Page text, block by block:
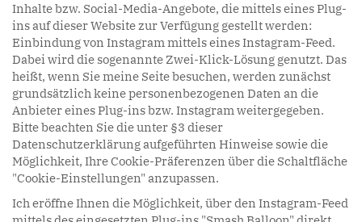
Inhalte bzw. Social-Media-Angebote, die mittels eines Plug-
ins auf dieser Website zur Verfügung gestellt werden:
Einbindung von Instagram mittels eines Instagram-Feed.
Dabei wird die sogenannte Zwei-Klick-Lösung genutzt. Das
heißt, wenn Sie meine Seite besuchen, werden zunächst
grundsätzlich keine personenbezogenen Daten an die
Anbieter eines Plug-ins bzw. Instagram weitergegeben.
Bitte beachten Sie die unter §3 dieser
Datenschutzerklärung aufgeführten Hinweise sowie die
Möglichkeit, Ihre Cookie-Präferenzen über die Schaltfläche
"Cookie-Einstellungen" anzupassen.
Ich eröffne Ihnen die Möglichkeit, über den Instagram-Feed